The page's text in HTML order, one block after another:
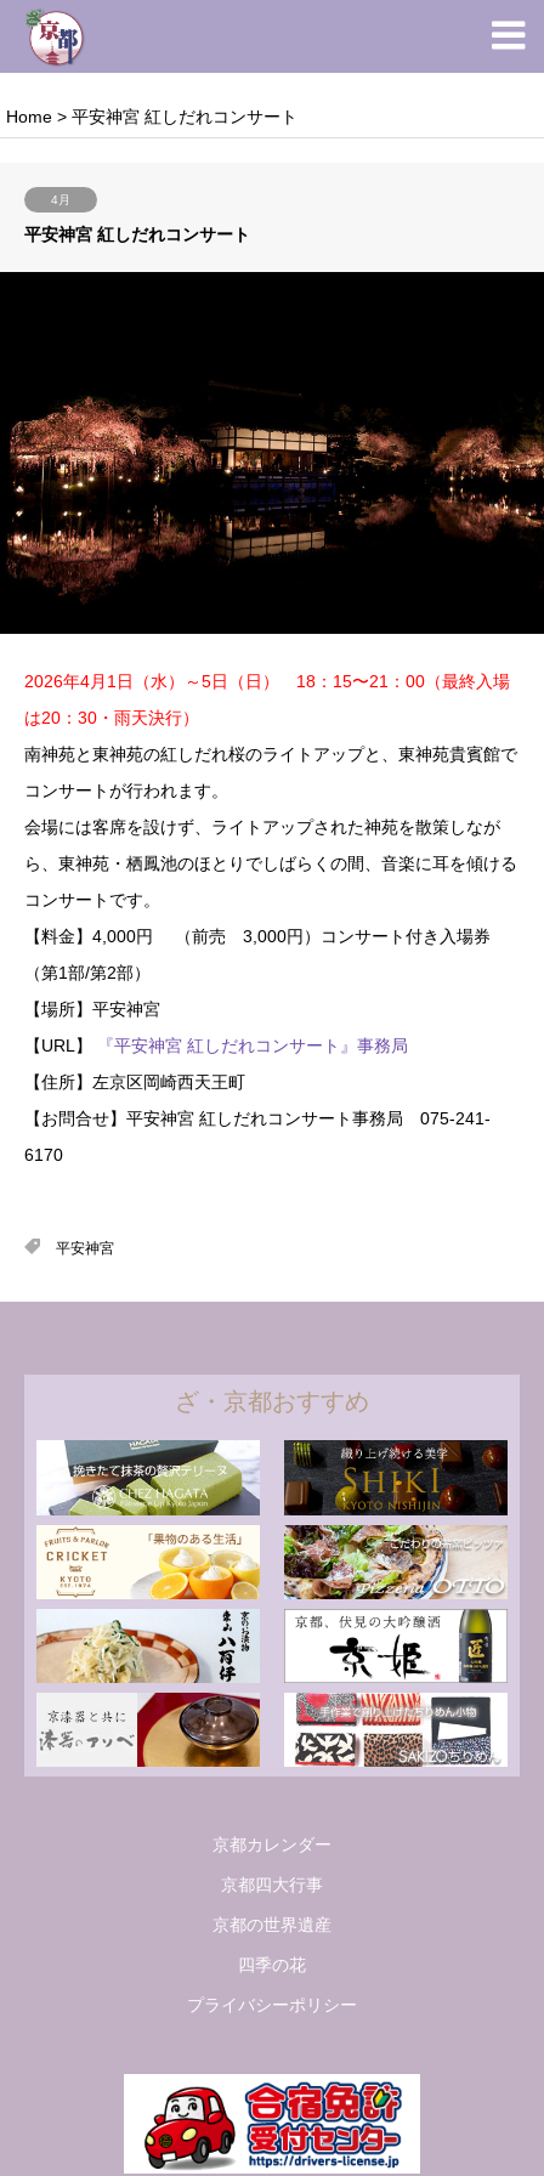
Home > 平安神宮 紅しだれコンサート
4月
平安神宮 紅しだれコンサート
2026年4月1日（水）～5日（日） 18：15〜21：00（最終入場
は20：30・雨天決行）
南神苑と東神苑の紅しだれ桜のライトアップと、東神苑貴賓館で
コンサートが行われます。
会場には客席を設けず、ライトアップされた神苑を散策しなが
ら、東神苑・栖鳳池のほとりでしばらくの間、音楽に耳を傾ける
コンサートです。
【料金】4,000円 （前売 3,000円）コンサート付き入場券
（第1部/第2部）
【場所】平安神宮
【URL】
『平安神宮 紅しだれコンサート』事務局
【住所】左京区岡崎西天王町
【お問合せ】平安神宮 紅しだれコンサート事務局 075-241-
6170
平安神宮
ざ・京都おすすめ
京都カレンダー
京都四大行事
京都の世界遺産
四季の花
プライバシーポリシー